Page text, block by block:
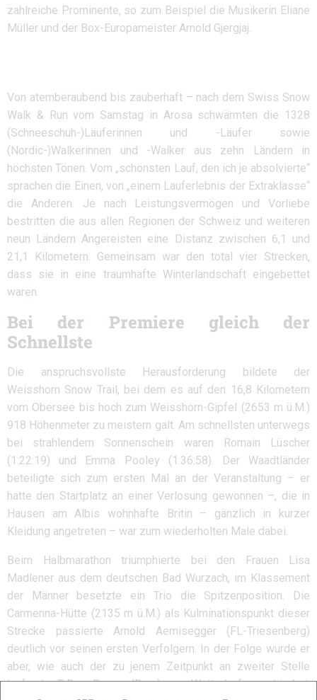
zahlreiche Prominente, so zum Beispiel die Musikerin Eliane
Müller und der Box-Europameister Arnold Gjergjaj.
Von atemberaubend bis zauberhaft – nach dem Swiss Snow
Walk & Run vom Samstag in Arosa schwärmten die 1328
(Schneeschuh-)Läuferinnen und -Läufer sowie
(Nordic-)Walkerinnen und -Walker aus zehn Ländern in
höchsten Tönen. Vom „schönsten Lauf, den ich je absolvierte“
sprachen die Einen, von „einem Lauferlebnis der Extraklasse“
die Anderen. Je nach Leistungsvermögen und Vorliebe
bestritten die aus allen Regionen der Schweiz und weiteren
neun Ländern Angereisten eine Distanz zwischen 6,1 und
21,1 Kilometern. Gemeinsam war den total vier Strecken,
dass sie in eine traumhafte Winterlandschaft eingebettet
waren.
Bei der Premiere gleich der
Schnellste
Die anspruchsvollste Herausforderung bildete der
Weisshorn Snow Trail, bei dem es auf den 16,8 Kilometern
vom Obersee bis hoch zum Weisshorn-Gipfel (2653 m ü.M.)
918 Höhenmeter zu meistern galt. Am schnellsten unterwegs
bei strahlendem Sonnenschein waren Romain Lüscher
(1:22:19) und Emma Pooley (1:36:58). Der Waadtländer
beteiligte sich zum ersten Mal an der Veranstaltung – er
hatte den Startplatz an einer Verlosung gewonnen –, die in
Hausen am Albis wohnhafte Britin – gänzlich in kurzer
Kleidung angetreten – war zum wiederholten Male dabei.
Beim Halbmarathon triumphierte bei den Frauen Lisa
Madlener aus dem deutschen Bad Wurzach, im Klassement
der Männer besetzte ein Trio die Spitzenposition. Die
Carmenna-Hütte (2135 m ü.M.) als Kulminationspunkt dieser
Strecke passierte Arnold Aemisegger (FL-Triesenberg)
deutlich vor seinen ersten Verfolgern. In der Folge wurde er
aber, wie auch der zu jenem Zeitpunkt an zweiter Stelle
laufende T-Roy Brown (Bern), am Weiterlaufen gehindert.